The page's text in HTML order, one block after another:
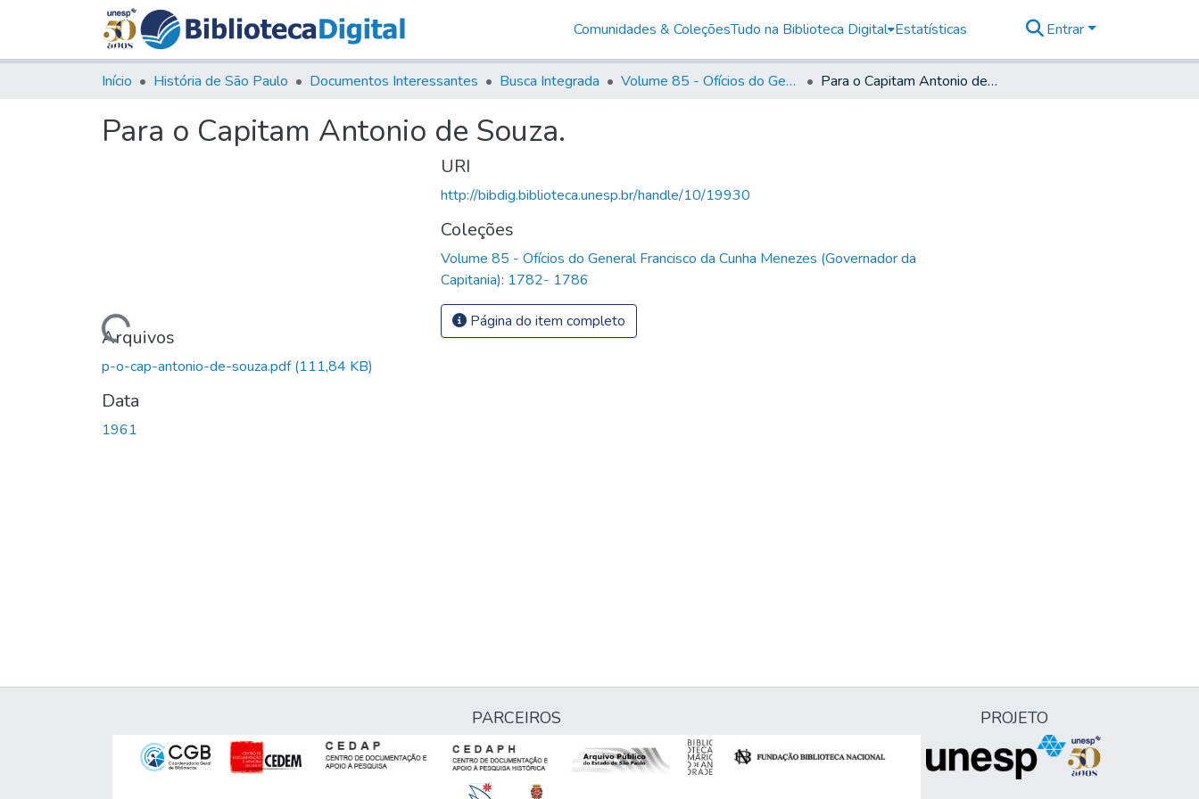
Comunidades & ColeçõesTudo na Biblioteca Digital Estatísticas Entrar
Início História de São Paulo Documentos Interessantes Busca Integrada Volume 85 - Ofícios do General Francisco da Cunha Menezes (Governador da Capitania): 1782- 1786 Para o Capitam Antonio de Souza.
Para o Capitam Antonio de Souza.
Carregando...
Arquivos
p-o-cap-antonio-de-souza.pdf(111,84 KB)
Data
1961
URI
http://bibdig.biblioteca.unesp.br/handle/10/19930
Coleções
Volume 85 - Ofícios do General Francisco da Cunha Menezes (Governador da
Capitania): 1782- 1786
Página do item completo
PARCEIROS PROJETO